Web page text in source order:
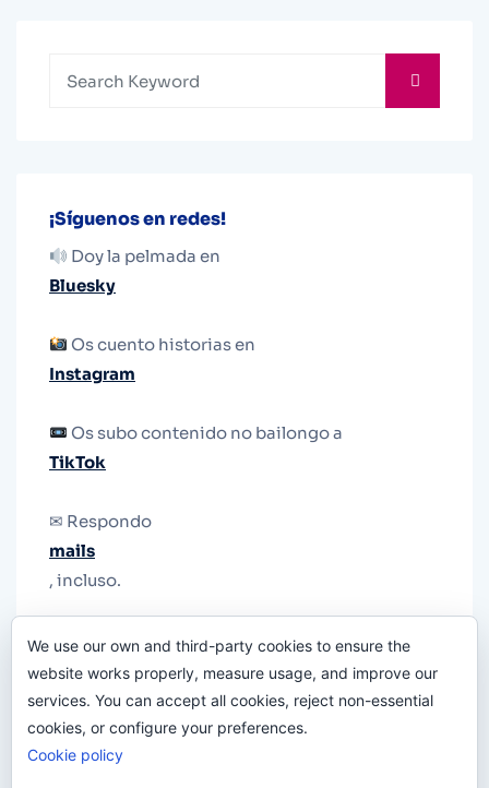
¡Síguenos en redes!
Doy la pelmada en
Bluesky
Os cuento historias en
Instagram
Os subo contenido no bailongo a
TikTok
✉ Respondo
mails
, incluso.
le quiten el teléfono.
We use our own and third-party cookies to ensure the
website works properly, measure usage, and improve our
services. You can accept all cookies, reject non-essential
cookies, or configure your preferences.
Cookie policy